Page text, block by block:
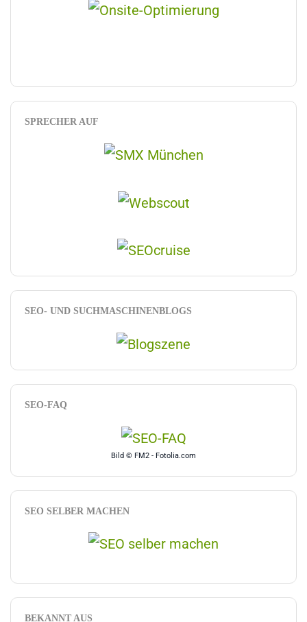
SPRECHER AUF
SEO- UND SUCHMASCHINENBLOGS
SEO-FAQ
Bild © FM2 - Fotolia.com
SEO SELBER MACHEN
BEKANNT AUS